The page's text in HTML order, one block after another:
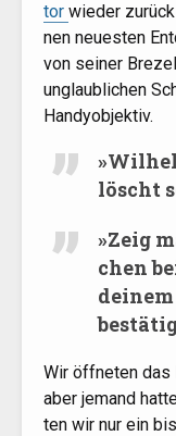
tor wie­der
nen neu­es­ten
von sei­ner
unglaub­li­chen
Handyobjektiv.
»
löscht
»Zeig
chen
Wir öff­ne­ten das
aber jemand
ten wir nur ein